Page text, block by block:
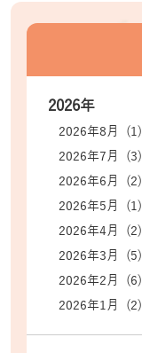
2026年
2026年8月 (1)
2026年7月 (3)
2026年6月 (2)
2026年5月 (1)
2026年4月 (2)
2026年3月 (5)
2026年2月 (6)
2026年1月 (2)